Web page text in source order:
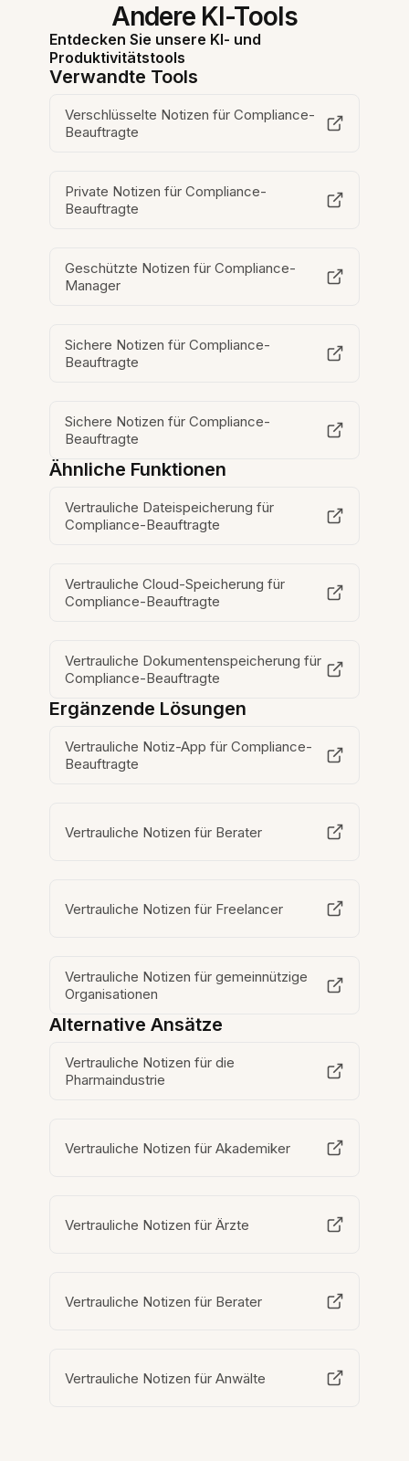
Andere KI-Tools
Entdecken Sie unsere KI- und
Produktivitätstools
Verwandte Tools
Verschlüsselte Notizen für Compliance-
Beauftragte
Private Notizen für Compliance-
Beauftragte
Geschützte Notizen für Compliance-
Manager
Sichere Notizen für Compliance-
Beauftragte
Sichere Notizen für Compliance-
Beauftragte
Ähnliche Funktionen
Vertrauliche Dateispeicherung für
Compliance-Beauftragte
Vertrauliche Cloud-Speicherung für
Compliance-Beauftragte
Vertrauliche Dokumentenspeicherung für
Compliance-Beauftragte
Ergänzende Lösungen
Vertrauliche Notiz-App für Compliance-
Beauftragte
Vertrauliche Notizen für Berater
Vertrauliche Notizen für Freelancer
Vertrauliche Notizen für gemeinnützige
Organisationen
Alternative Ansätze
Vertrauliche Notizen für die
Pharmaindustrie
Vertrauliche Notizen für Akademiker
Vertrauliche Notizen für Ärzte
Vertrauliche Notizen für Berater
Vertrauliche Notizen für Anwälte